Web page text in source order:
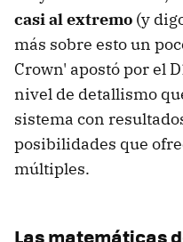
casi al extremo (y
más sobre esto un
Crown' apostó por el
nivel de detallismo
sistema con
posibilidades que
múltiples.
Las matemáticas